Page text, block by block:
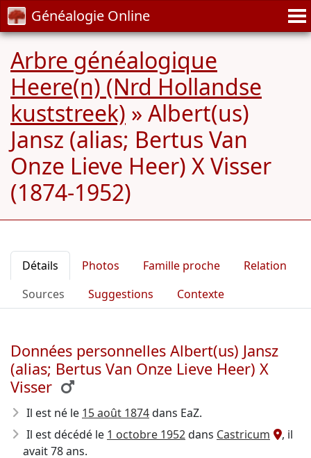
Généalogie Online
Arbre généalogique
Heere(n) (Nrd Hollandse
kuststreek) » Albert(us)
Jansz (alias; Bertus Van
Onze Lieve Heer) X Visser
(1874-1952)
Détails Photos Famille proche
Relation
Sources
Suggestions Contexte
Données personnelles Albert(us) Jansz
(alias; Bertus Van Onze Lieve Heer) X
Visser
Il est né le 15 août 1874dans EaZ.
Il est décédé le 1 octobre 1952dans Castricum
, il
avait 78 ans.